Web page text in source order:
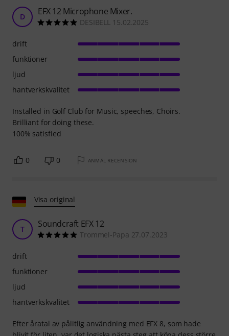
D EFX 12 Microphone Mixer.
DESIBELL 15.02.2025
Installed in Golf Club for Music, speeches, Choirs.
Brilliant for doing these.
100% satisfied
drift
funktioner
ljud
hantverkskvalitet
0 0 ANMÄL RECENSION
Visa original
T Soundcraft EFX 12
Trommel-Papa 27.07.2023
Efter åratal av pålitlig användning med EFX 8, som hade
drift
funktioner
ljud
hantverkskvalitet